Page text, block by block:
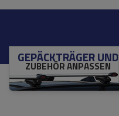
GEPÄCKTRÄGER UND
ZUBEHÖR ANPASSEN